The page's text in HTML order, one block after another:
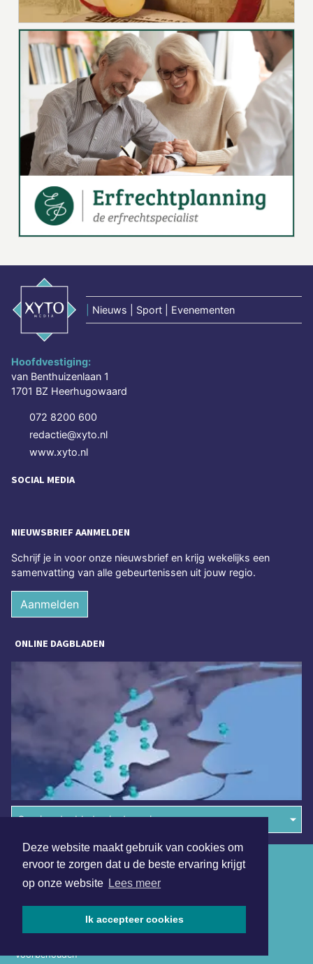
Deze website maakt gebruik van cookies om
ervoor te zorgen dat u de beste ervaring krijgt
op onze website Lees meer
Ik accepteer cookies
Nieuws | Sport | Evenementen
Hoofdvestiging:
van Benthuizenlaan 1
1701 BZ Heerhugowaard
072 8200 600
redactie@xyto.nl
www.xyto.nl
SOCIAL MEDIA
NIEUWSBRIEF AANMELDEN
Schrijf je in voor onze nieuwsbrief en krijg wekelijks een
samenvatting van alle gebeurtenissen uit jouw regio.
Aanmelden
ONLINE DAGBLADEN
Overige dagbladen in de regio
voorbehouden
Algemene voorwaarden
Disclaimer